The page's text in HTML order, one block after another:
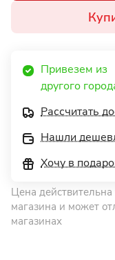
Привезем из
другого
Рассчитать
Нашли
Хочу в
Цена
магазина и может
магазинах